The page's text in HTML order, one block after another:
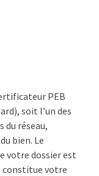
PEB
soit l’un des
réseau,
bien. Le
votre dossier est
constitue votre